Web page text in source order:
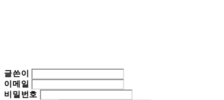
글쓴이
이메일
비밀번호